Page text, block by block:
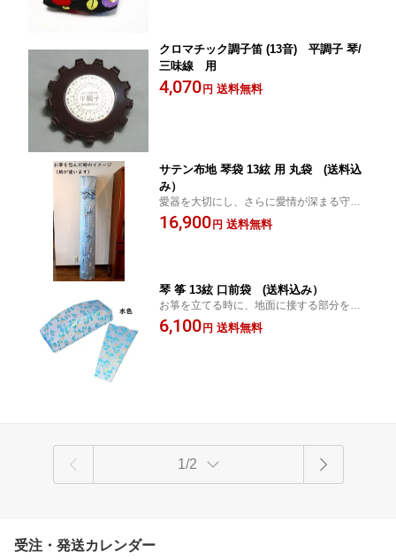
クロマチック調子笛 (13音) 平調子 琴/
三味線 用
4,070 円 送料無料
サテン布地 琴袋 13絃 用 丸袋 (送料込
み）
愛器を大切にし、さらに愛情が深まる守り
神！
16,900 円 送料無料
琴 筝 13絃 口前袋 (送料込み）
お箏を立てる時に、地面に接する部分を守
ります。
6,100 円 送料無料
1/2
受注・発送カレンダー